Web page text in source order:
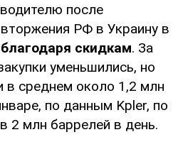
после
РФ в Украину в
благодаря скидкам. За
уменьшились, но
в среднем около 1,2 млн
по данным Kpler, по
2 млн баррелей в день.